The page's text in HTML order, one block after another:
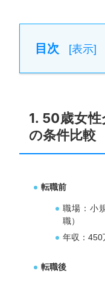
目次 [表示]
1. 50歳女
の条件比較
転職前
職場：小
職）
年収：450
転職後